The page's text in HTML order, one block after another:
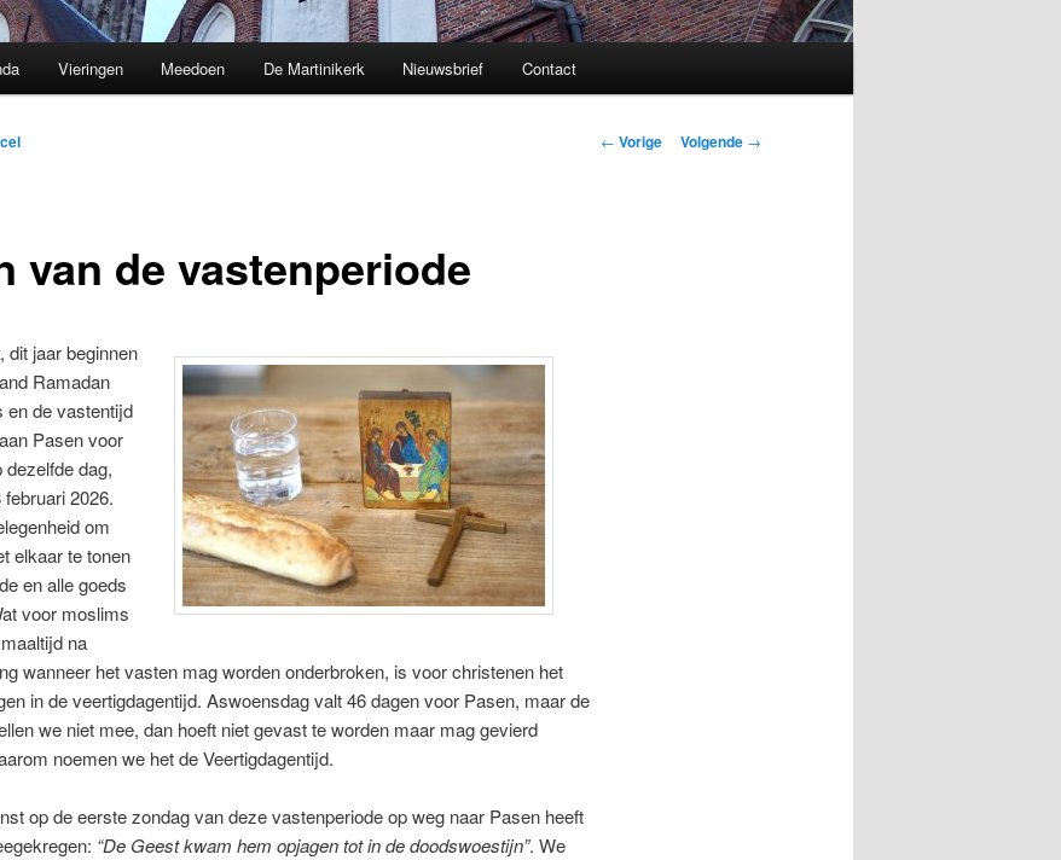
Vieringen Meedoen De Martinikerk Nieuwsbrief Contact
Bericht
← Vorige Volgende →
van de vastenperiode
dit jaar beginnen
Ramadan
en de vastentijd
Pasen voor
dag,
2026.
om
elkaar te tonen
en alle goeds
voor moslims
na
wanneer het vasten mag worden onderbroken, is voor christenen het
in de veertigdagentijd. Aswoensdag valt 46 dagen voor Pasen, maar de
we niet mee, dan hoeft niet gevast te worden maar mag gevierd
noemen we het de Veertigdagentijd.
op de eerste zondag van deze vastenperiode op weg naar Pasen heeft
“De Geest kwam hem opjagen tot in de doodswoestijn”. We